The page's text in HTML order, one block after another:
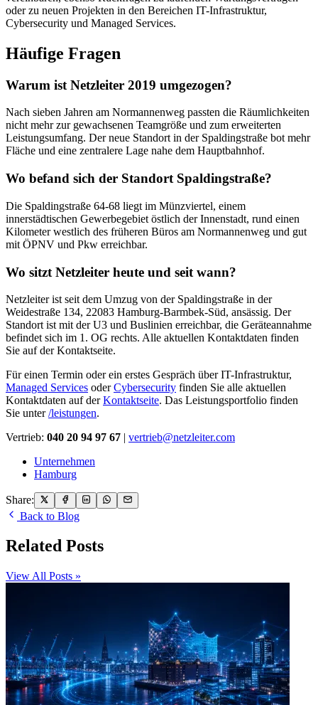
oder zu neuen Projekten in den Bereichen IT-Infrastruktur,
Cybersecurity und Managed Services.
Häufige Fragen
Warum ist Netzleiter 2019 umgezogen?
Nach sieben Jahren am Normannenweg passten die Räumlichkeiten
nicht mehr zur gewachsenen Teamgröße und zum erweiterten
Leistungsumfang. Der neue Standort in der Spaldingstraße bot mehr
Fläche und eine zentralere Lage nahe dem Hauptbahnhof.
Wo befand sich der Standort Spaldingstraße?
Die Spaldingstraße 64-68 liegt im Münzviertel, einem
innerstädtischen Gewerbegebiet östlich der Innenstadt, rund einen
Kilometer westlich des früheren Büros am Normannenweg und gut
mit ÖPNV und Pkw erreichbar.
Wo sitzt Netzleiter heute und seit wann?
Netzleiter ist seit dem Umzug von der Spaldingstraße in der
Weidestraße 134, 22083 Hamburg-Barmbek-Süd, ansässig. Der
Standort ist mit der U3 und Buslinien erreichbar, die Geräteannahme
befindet sich im 1. OG rechts. Alle aktuellen Kontaktdaten finden
Sie auf der Kontaktseite.
Für einen Termin oder ein erstes Gespräch über IT-Infrastruktur,
Managed Services oderCybersecurity finden Sie alle aktuellen
Kontaktdaten auf derKontaktseite. Das Leistungsportfolio finden
Sie unter/leistungen.
Vertrieb: 040 20 94 97 67 | vertrieb@netzleiter.com
Unternehmen
Hamburg
Share:
Back to Blog
Related Posts
View All Posts »